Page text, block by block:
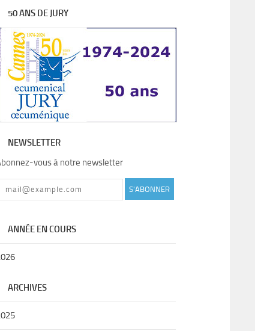
50 ANS DE JURY
NEWSLETTER
vous à notre newsletter
S'ABONNER
ANNÉE EN COURS
ARCHIVES